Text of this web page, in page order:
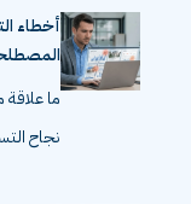
أخطاء
ما
نجاح